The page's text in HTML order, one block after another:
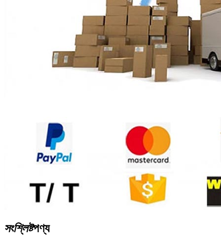
সংশ্লিষ্টপণ্য